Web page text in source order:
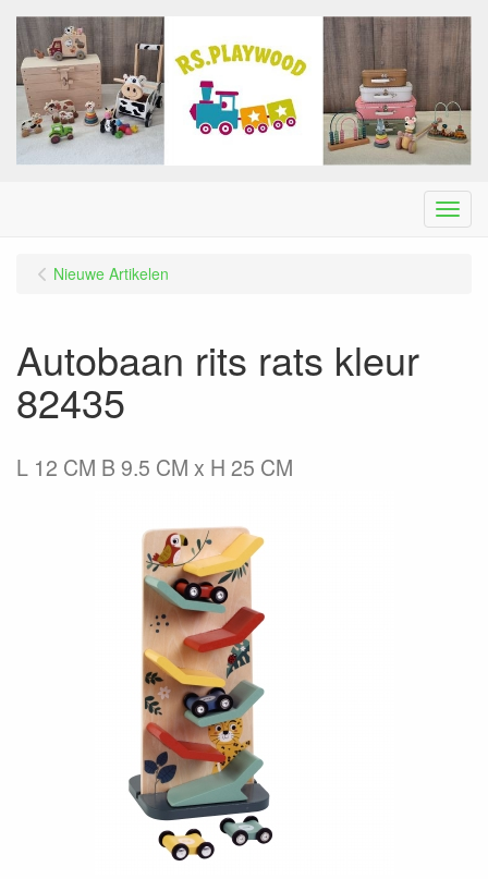
Menu
Nieuwe Artikelen
Autobaan rits rats kleur
82435
L 12 CM B 9.5 CM x H 25 CM